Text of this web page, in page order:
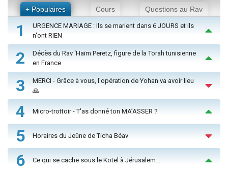
+ Populaires Cours Questions au Rav
1
URGENCE MARIAGE : Ils se marient dans 6 JOURS et ils
n'ont RIEN
2
Décès du Rav ‘Haïm Peretz, figure de la Torah tunisienne
en France
3
MERCI - Grâce à vous, l'opération de Yohan va avoir lieu
🙏
4 Micro-trottoir - T'as donné ton MA’ASSER ?
5 Horaires du Jeûne de Ticha Béav
6 Ce qui se cache sous le Kotel à Jérusalem...